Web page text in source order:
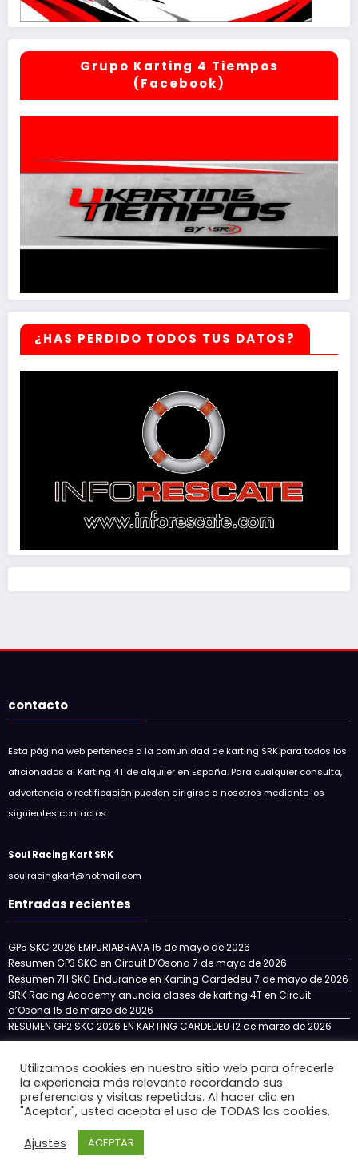
Grupo Karting 4 Tiempos
(Facebook)
¿HAS PERDIDO TODOS TUS DATOS?
contacto
Esta página web pertenece a la comunidad de karting SRK para todos los
aficionados al Karting 4T de alquiler en España. Para cualquier consulta,
advertencia o rectificación pueden dirigirse a nosotros mediante los
siguientes contactos:
Soul Racing Kart SRK
soulracingkart@hotmail.com
Entradas recientes
GP5 SKC 2026 EMPURIABRAVA15 de mayo de 2026
Resumen GP3 SKC en Circuit D’Osona 7 de mayo de 2026
Resumen 7H SKC Endurance en Karting Cardedeu 7 de mayo de 2026
SRK Racing Academy anuncia clases de karting 4T en Circuit
d’Osona 15 de marzo de 2026
RESUMEN GP2 SKC 2026 EN KARTING CARDEDEU 12 de marzo de 2026
Inicio NOTICIAS NUESTRO EQUIPO
SKC CATALUÑA
SKC ENDURANCE
SRK RACING ACADEMY
CIRCUITOS 4T EN ESPAÑA
Newscrunch - Revista y blog
Utilizamos cookies en nuestro sitio web para ofrecerle
la experiencia más relevante recordando sus
preferencias y visitas repetidas. Al hacer clic en
"Aceptar", usted acepta el uso de TODAS las cookies.
Ajustes
ACEPTAR